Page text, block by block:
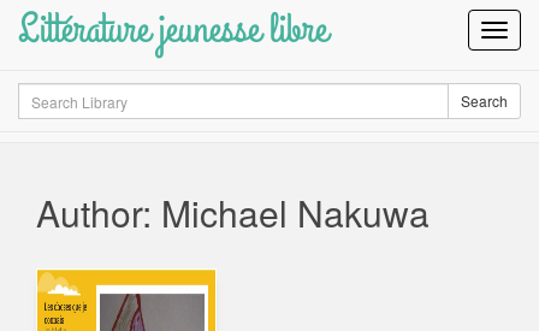
Littérature jeunesse libre
Search Search
Author: Michael Nakuwa